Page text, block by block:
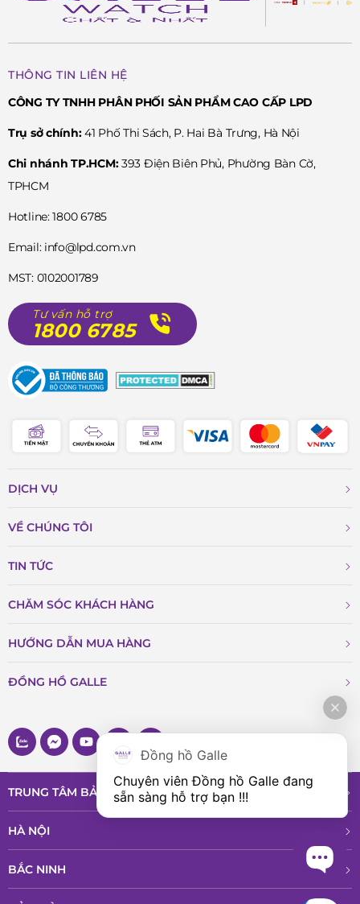
THÔNG TIN LIÊN HỆ
CÔNG TY TNHH PHÂN PHỐI SẢN PHẨM CAO CẤP LPD
Trụ sở chính:41 Phố Thi Sách, P. Hai Bà Trưng, Hà Nội
Chi nhánh TP.HCM:393 Điện Biên Phủ, Phường Bàn Cờ,
TPHCM
Hotline: 1800 6785
Email: info@lpd.com.vn
MST: 0102001789
Tư vấn hỗ trợ
1800 6785
DỊCH VỤ
VỀ CHÚNG TÔI
TIN TỨC
CHĂM SÓC KHÁCH HÀNG
HƯỚNG DẪN MUA HÀNG
ĐỒNG HỒ GALLE
TRUNG TÂM BẢO HÀNH VÀ DỊCH VỤ
HÀ NỘI
BẮC NINH
Đồng hồ Galle
Chuyên viên Đồng hồ Galle đang
sẵn sàng hỗ trợ bạn !!!